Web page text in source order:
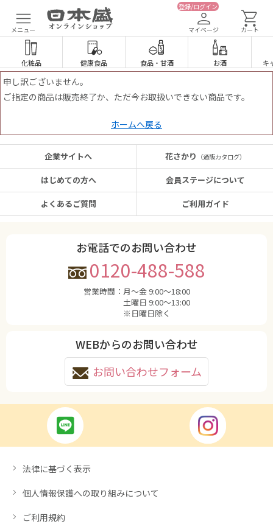
メニュー
登録/ログイン
マイページ カート
化粧品 健康食品 食品・ 甘酒 お酒 キ
申し訳ございません。
ご指定の商品は販売終了か、ただ今お取扱いできない商品です。
ホームへ戻る
企業サイトへ
はじめての方へ
よくあるご質問
花さかり （通販カタログ）
会員ステージについて
ご利用ガイド
お電話でのお問い合わせ
0120-488-588
営業時間： 月〜金 9:00〜18:00
土曜日 9:00〜13:00
※日曜日除く
WEBからのお問い合わせ
お問い合わせフォーム
法律に基づく表示
個人情報保護への取り組みについて
ご利用規約